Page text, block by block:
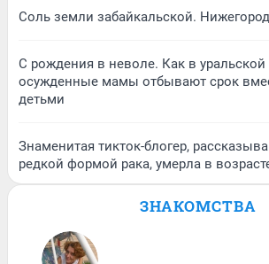
Соль земли забайкальской.
С рождения в неволе. Как в
осужденные мамы отбывают срок
детьми
Знаменитая тикток-блогер,
редкой формой рака, умерла в
ЗНАКОМСТВА